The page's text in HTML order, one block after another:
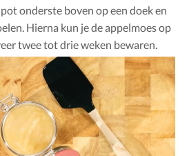
onderste boven op een doek en
Hierna kun je de appelmoes op
twee tot drie weken bewaren.